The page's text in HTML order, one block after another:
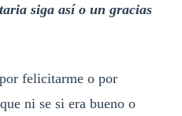
siga así o un gracias
felicitarme o por
ni se si era bueno o